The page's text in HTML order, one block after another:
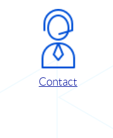
Contact